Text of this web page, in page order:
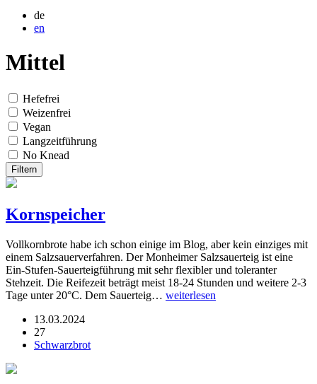
de
en
Mittel
Hefefrei
Weizenfrei
Vegan
Langzeitführung
No Knead
Filtern
Kornspeicher
Vollkornbrote habe ich schon einige im Blog, aber kein einziges mit
einem Salzsauerverfahren. Der Monheimer Salzsauerteig ist eine
Ein-Stufen-Sauerteigführung mit sehr flexibler und toleranter
Stehzeit. Die Reifezeit beträgt meist 18-24 Stunden und weitere 2-3
Tage unter 20°C. Dem Sauerteig… weiterlesen
13.03.2024
27
Schwarzbrot